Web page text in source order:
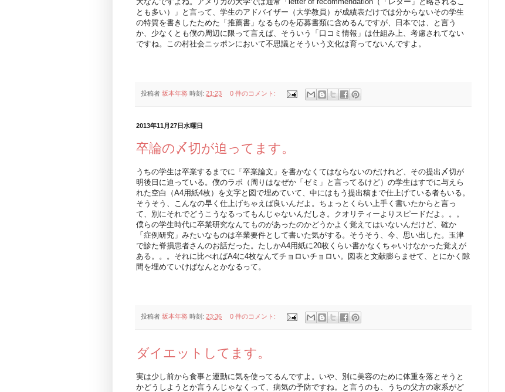
とも多い）」と言って、学生のアドバイザー（大学教員）が成績表だけでは分からないその学生
の特質を書きしたためた「推薦書」なるものを応募書類に含めるんですが、日本では、と言う
か、少なくとも僕の周辺に限って言えば、そういう「口コミ情報」は仕組み上、考慮されてない
ですね。この村社会ニッポンにおいて不思議とそういう文化は育ってないんですよ。
投稿者 坂本年将 時刻: 21:23 0 件のコメント:
2013年11月27日水曜日
卒論の〆切が迫ってます。
うちの学生は卒業するまでに「卒業論文」を書かなくてはならないのだけれど、その提出〆切が
明後日に迫っている。僕のラボ（周りはなぜか「ゼミ」と言ってるけど）の学生はすでに与えら
れた空白（A4用紙4枚）を文字と図で埋めていて、中にはもう提出稿まで仕上げている者もいる。
そうそう、こんなの早く仕上げちゃえば良いんだよ。ちょっとくらい上手く書いたからと言っ
て、別にそれでどうこうなるってもんじゃないんだしさ。クオリティーよりスピードだよ。。。
僕らの学生時代に卒業研究なんてものがあったのかどうかよく覚えてはいないんだけど、確か
「症例研究」みたいなものは卒業要件として書いた気がする。そうそう、今、思い出した。玉津
で診た脊損患者さんのお話だった。たしかA4用紙に20枚くらい書かなくちゃいけなかった覚えが
ある。。。それに比べればA4に4枚なんてチョロいチョロい。図表と文献膨らませて、とにかく隙
間を埋めていけばなんとかなるって。
投稿者 坂本年将 時刻: 23:36 0 件のコメント:
ダイエットしてます。
実は少し前から食事と運動に気を使ってるんですよ。いや、別に美容のために体重を落とそうと
かどうしようとか言うんじゃなくって、病気の予防ですね。と言うのも、うちの父方の家系がど